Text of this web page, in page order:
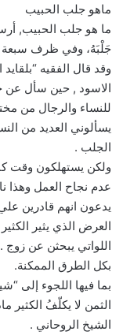
ماهو جلب الحبيب
ما هو جلب الحبيب,
جَلْبَهُ، وفي ظرف سبعة
وقد قال الفقيه
الاسود , حين سأل عن
للنساء والرجال من
يسألوني العديد من
الجلب .
ولكن يستهلكون وقت
عدم نجاح العمل
يدعون انهم قادرين
العرض الذي يثير
اللواتي يبحثن عن زوج .
بكل الطرق الممكنة.
بما فيها اللجوء إلى
الثمن لا يكلّفُ الكثير
الشيخ الروحاني .